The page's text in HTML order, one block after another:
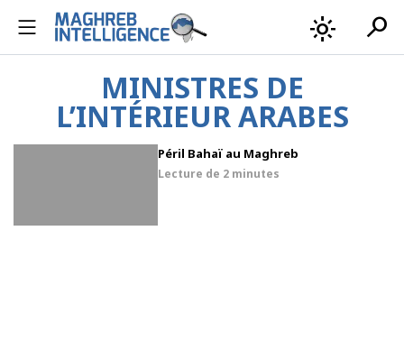
light_mode search
MINISTRES DE
L’INTÉRIEUR ARABES
Péril Bahaï au Maghreb
Lecture de 2 minutes